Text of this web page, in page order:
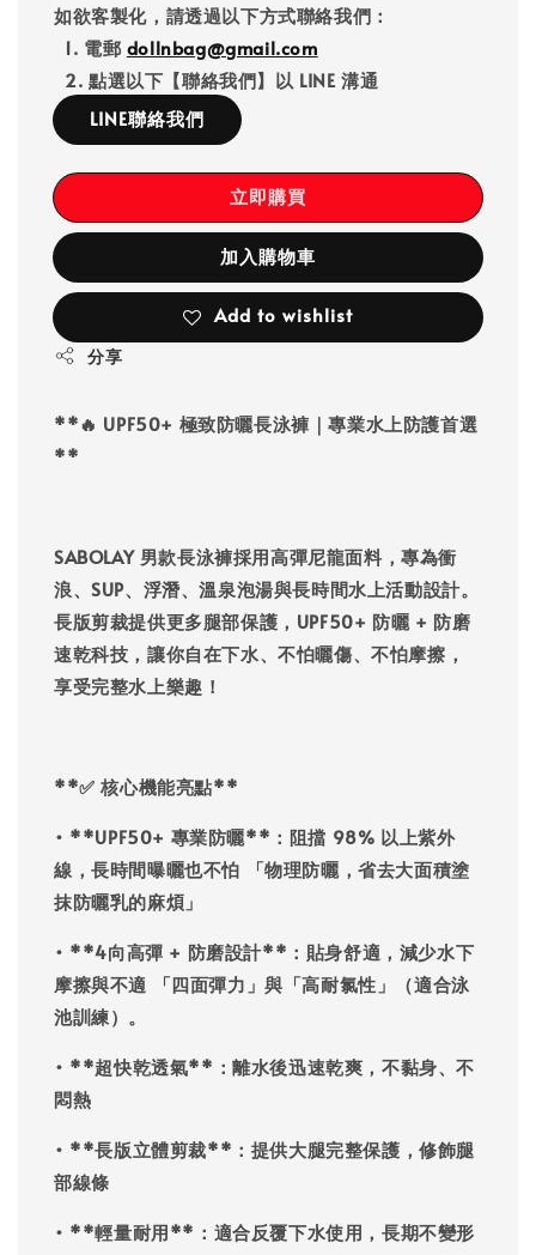
如欲客製化，請透過以下方式聯絡我們：
1. 電郵 dollnbag@gmail.com
2. 點選以下【聯絡我們】以 LINE 溝通
LINE聯絡我們
立即購買
加入購物車
Add to wishlist
分享
**🔥 UPF50+ 極致防曬長泳褲｜專業水上防護首選
**
SABOLAY 男款長泳褲採用高彈尼龍面料，專為衝
浪、SUP、浮潛、溫泉泡湯與長時間水上活動設計。
長版剪裁提供更多腿部保護，UPF50+ 防曬 + 防磨
速乾科技，讓你自在下水、不怕曬傷、不怕摩擦，
享受完整水上樂趣！
**✅ 核心機能亮點**
• **UPF50+ 專業防曬**：阻擋 98% 以上紫外
線，長時間曝曬也不怕 「物理防曬，省去大面積塗
抹防曬乳的麻煩」
• **4向高彈 + 防磨設計**：貼身舒適，減少水下
摩擦與不適 「四面彈力 」與「高耐氯性 」（適合泳
池訓練）。
• **超快乾透氣**：離水後迅速乾爽，不黏身、不
悶熱
• **長版立體剪裁**：提供大腿完整保護，修飾腿
部線條
• **輕量耐用**：適合反覆下水使用，長期不變形